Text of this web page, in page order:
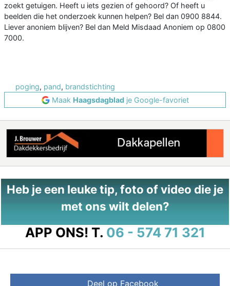
zoekt getuigen. Heeft u iets gezien of gehoord? Of heeft u
beelden die het onderzoek kunnen helpen? Bel dan 0900 8844.
Liever anoniem blijven? Bel dan Meld Misdaad Anoniem op 0800
7000.
poging, pand, brandstichting
Maak Haagsdagbladje Google-favoriet
Heb je een leuke tip, foto of video die je
met ons wilt delen?
APP ONS! T. 06 - 574 71 321
Deel op Facebook